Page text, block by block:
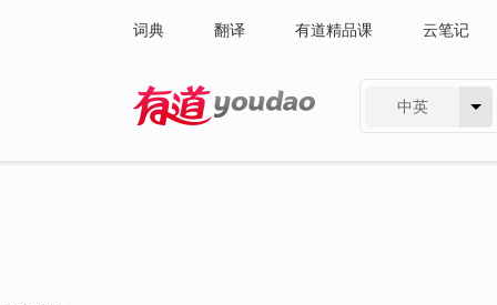
词典 翻译 有道精品课 云笔记
中英